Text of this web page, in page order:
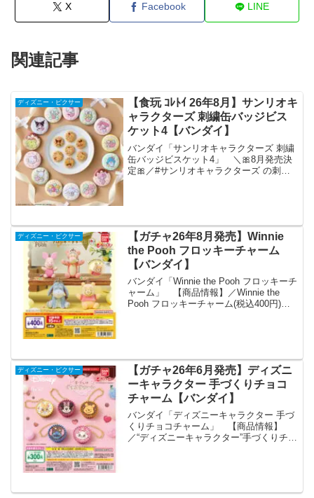
X Facebook LINE
関連記事
ディズニー・ピクサー
【食玩 ｺﾚﾄｲ 26年8月】サンリオキ
ャラクターズ 刺繍缶バッジビス
ケット4【バンダイ】
バンダイ「サンリオキャラクターズ 刺繍
缶バッジビスケット4」 ＼🎀8月発売決
定🎀／#サンリオキャラクターズ の刺繍
ディズニー・ピクサー
【ガチャ26年8月発売】Winnie
the Pooh フロッキーチャーム
【バンダイ】
バンダイ「Winnie the Pooh フロッキーチ
ャーム」 【商品情報】／Winnie the
Pooh フロッキーチャーム(税込400円)＼
ディズニー・ピクサー
【ガチャ26年6月発売】ディズニ
ーキャラクター 手づくりチョコ
チャーム【バンダイ】
バンダイ「ディズニーキャラクター 手づ
くりチョコチャーム」 【商品情報】
／“ディズニーキャラクター”手づくりチョ